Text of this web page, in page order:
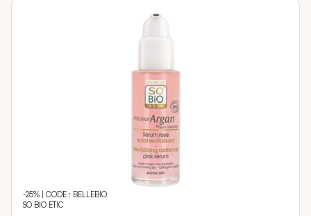
-25% | CODE : BELLEBIO
SO BIO ETIC